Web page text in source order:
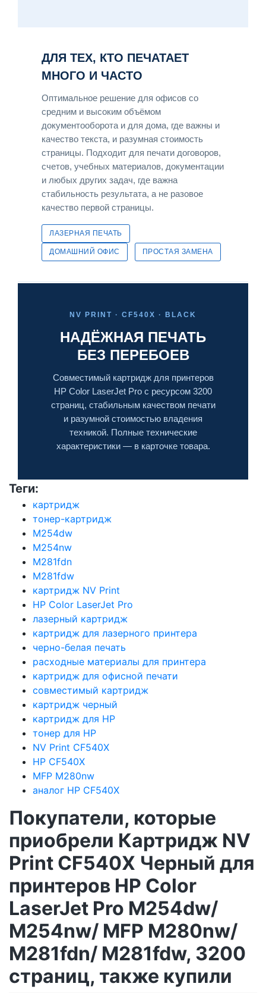
ДЛЯ ТЕХ, КТО ПЕЧАТАЕТ
МНОГО И ЧАСТО
Оптимальное решение для офисов со
средним и высоким объёмом
документооборота и для дома, где важны и
качество текста, и разумная стоимость
страницы. Подходит для печати договоров,
счетов, учебных материалов, документации
и любых других задач, где важна
стабильность результата, а не разовое
качество первой страницы.
ЛАЗЕРНАЯ ПЕЧАТЬ
ДОМАШНИЙ ОФИС ПРОСТАЯ ЗАМЕНА
NV PRINT · CF540X · BLACK
НАДЁЖНАЯ ПЕЧАТЬ
БЕЗ ПЕРЕБОЕВ
Совместимый картридж для принтеров
HP Color LaserJet Pro с ресурсом 3200
страниц, стабильным качеством печати
и разумной стоимостью владения
техникой. Полные технические
характеристики — в карточке товара.
Теги:
картридж
тонер-картридж
M254dw
M254nw
M281fdn
M281fdw
картридж NV Print
HP Color LaserJet Pro
лазерный картридж
картридж для лазерного принтера
черно-белая печать
расходные материалы для принтера
картридж для офисной печати
совместимый картридж
картридж черный
картридж для HP
тонер для HP
NV Print CF540X
HP CF540X
MFP M280nw
аналог HP CF540X
Покупатели, которые
приобрели Картридж NV
Print CF540X Черный для
принтеров HP Color
LaserJet Pro M254dw/
M254nw/ MFP M280nw/
M281fdn/ M281fdw, 3200
страниц, также купили